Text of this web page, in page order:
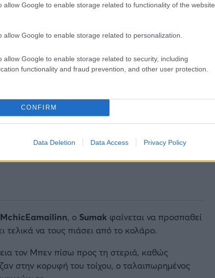
allow Google to enable storage related to functionality of the website
allow Google to enable storage related to personalization.
allow Google to enable storage related to security, including
functionality and fraud prevention, and other user protection.
CONFIRM
Data Deletion Data Access Privacy Policy
, ο Sumak φαίνεται να προσπαθεί
τελικά να τους πιάσει από το κολάρο.
τον Μπεν πίσω προς τη στεριά, καθώς
στην κορυφή του τοίχου, ο ταλαιπωρημένος